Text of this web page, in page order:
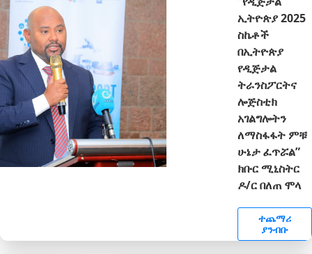
ኢትዮጵያ 2025
ስኬቶች
በኢትዮጵያ
የዲጅታል
ትራንስፖርትና
ሎጅስቲክ
አገልግሎትን
ለማስፋፋት ምቹ
ሁኔታ ፈጥሯል”
ክቡር ሚኒስትር
ዶ/ር በለጠ ሞላ
ተጨማሪ
ያንብቡ